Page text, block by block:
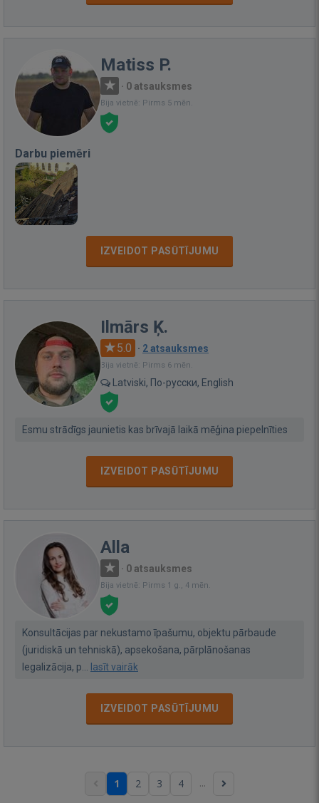
Matiss P.
· 0 atsauksmes
Bija vietnē: Pirms 5 mēn.
Darbu piemēri
IZVEIDOT PASŪTĪJUMU
Ilmārs Ķ.
5.0 · 2 atsauksmes
Bija vietnē: Pirms 6 mēn.
Latviski, По-русски, English
Esmu strādīgs jaunietis kas brīvajā laikā mēģina piepelnīties
IZVEIDOT PASŪTĪJUMU
Alla
· 0 atsauksmes
Bija vietnē: Pirms 1 g., 4 mēn.
Konsultācijas par nekustamo īpašumu, objektu pārbaude
(juridiskā un tehniskā), apsekošana, pārplānošanas
legalizācija, p... lasīt vairāk
IZVEIDOT PASŪTĪJUMU
1 2 3 4 ...